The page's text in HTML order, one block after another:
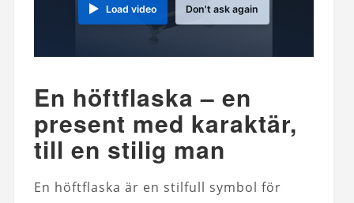
Load video Don't ask again
En höftflaska – en
present med karaktär,
till en stilig man
En höftflaska är en stilfull symbol för